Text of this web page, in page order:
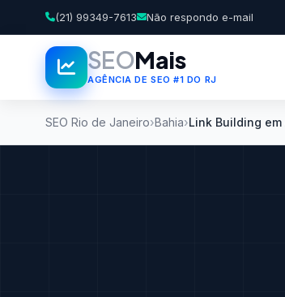
(21) 99349-7613 Não respondo e-mail
SEOMais
AGÊNCIA DE SEO #1 DO RJ
SEO Rio de Janeiro Bahia Link Building